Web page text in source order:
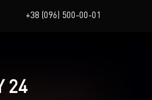
+38 (096) 500-00-01
24